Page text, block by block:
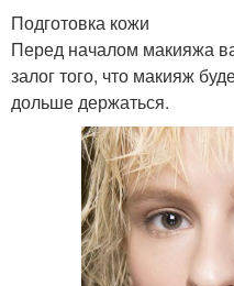
Подготовка кожи
Перед началом макияжа
залог того, что макияж
дольше держаться.